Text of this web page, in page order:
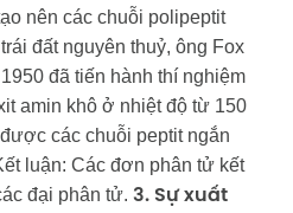
nên các chuỗi polipeptit
đất nguyên thuỷ, ông Fox
đã tiến hành thí nghiệm
amin khô ở nhiệt độ từ 150
các chuỗi peptit ngắn
luận: Các đơn phân tử kết
đại phân tử. 3. Sự xuất